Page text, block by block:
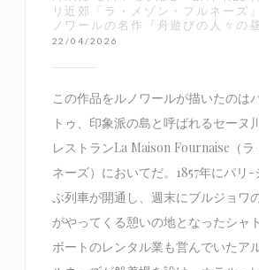
リ近郊「ラ・メゾン・フルネーズ
ノワールの名作『舟遊びの人々の
22/04/2026
この作品をルノワールが描いたのは
トゥ、印象派の島と呼ばれるセーヌ
レストランLa Maison Fournaise（
ネーズ）においてだ。1857年にパリ
ぶ列車が開通し、週末にブルジョワ
がやってくる憩いの地となったシャ
ボートのレンタル業も営んでいたア